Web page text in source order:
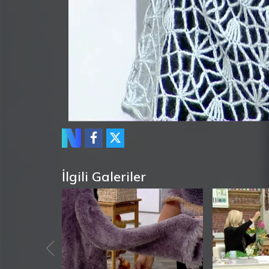
İlgili Galeriler